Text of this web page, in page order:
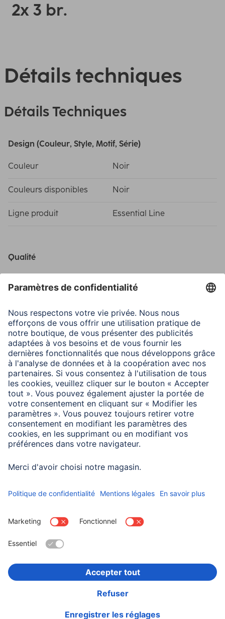
2x 3 br.
Détails techniques
Détails Techniques
Design (Couleur, Style, Motif, Série)
Couleur Noir
Couleurs disponibles Noir
Ligne produit Essential Line
Qualité
Connexions
Connecteur
Jack 3,52mm femelle, Jack
3,52mm mâle
Dimensions
Longueur 0,15 m
Informations institutionnelles
Confidentialité et Securité
Déclaration d'accessibilité
Rappels récents